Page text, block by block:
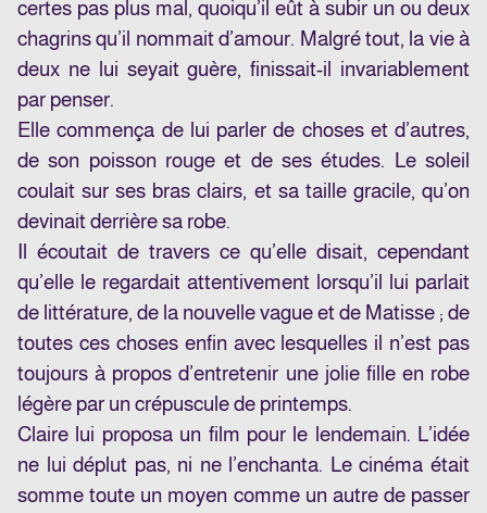
certes pas plus mal, quoiqu’il eût à subir un ou deux
chagrins qu’il nommait d’amour. Malgré tout, la vie à
deux ne lui seyait guère, finissait-il invariablement
par penser.
Elle commença de lui parler de choses et d’autres,
de son poisson rouge et de ses études. Le soleil
coulait sur ses bras clairs, et sa taille gracile, qu’on
devinait derrière sa robe.
Il écoutait de travers ce qu’elle disait, cependant
qu’elle le regardait attentivement lorsqu’il lui parlait
de littérature, de la nouvelle vague et de Matisse ; de
toutes ces choses enfin avec lesquelles il n’est pas
toujours à propos d’entretenir une jolie fille en robe
légère par un crépuscule de printemps.
Claire lui proposa un film pour le lendemain. L’idée
ne lui déplut pas, ni ne l’enchanta. Le cinéma était
somme toute un moyen comme un autre de passer